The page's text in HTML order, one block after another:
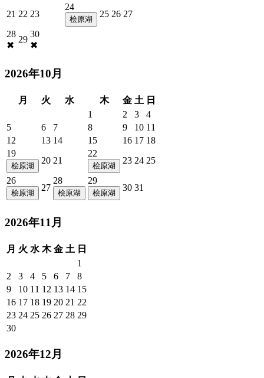
21 22 23
24
桧原湖
25 26 27
28
✖
29
30
✖
2026年10月
月 火 水 木 金 土 日
1
2 3
4
5
6 7 8 9 10 11
12
13 14 15 16 17 18
19
桧原湖
20 21
22
桧原湖
23 24 25
26
桧原湖
27
28
桧原湖
29
桧原湖
30 31
2026年11月
月 火 水 木 金 土 日
1
2
3 4 5 6 7
8
9
10 11 12 13 14 15
16 17 18 19 20 21 22
23 24 25 26 27 28 29
30
2026年12月